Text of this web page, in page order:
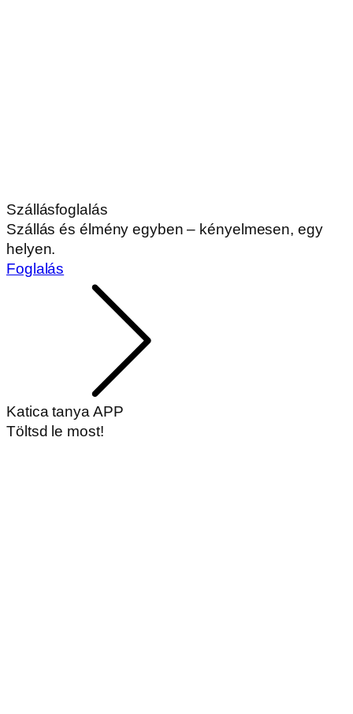
Szállásfoglalás
Szállás és élmény egyben – kényelmesen, egy
helyen.
Foglalás
Katica tanya APP
Töltsd le most!